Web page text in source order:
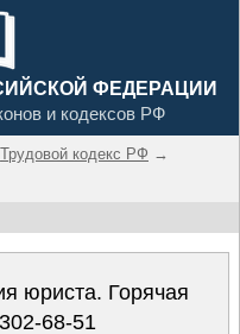
ФЕДЕРАЦИИ
и кодексов РФ
Трудовой кодекс РФ →
юриста. Горячая
68-51